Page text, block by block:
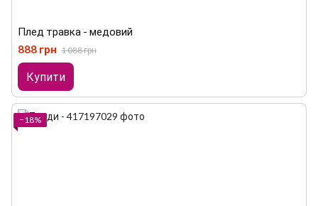
Плед травка - медовий
888 грн 1 088 грн
Купити
−18%